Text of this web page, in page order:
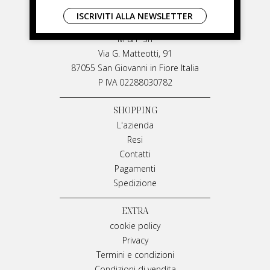
LIVIANA MIRARCHI
M & P Srl
Via G. Matteotti, 91
87055 San Giovanni in Fiore Italia
P IVA 02288030782
SHOPPING
L'azienda
Resi
Contatti
Pagamenti
Spedizione
EXTRA
cookie policy
Privacy
Termini e condizioni
ISCRIVITI ALLA NEWSLETTER